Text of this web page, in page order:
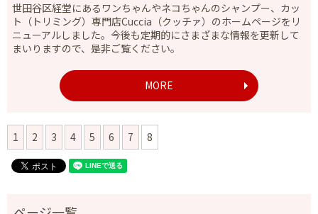
世田谷区経堂にあるワンちゃんやネコちゃんのシャンプー、カッ
ト（トリミング）専門店Cuccia（クッチァ）のホームページをリ
ニューアルしました。今後も定期的にさまざまな情報を更新して
まいりますので、是非ご覧ください。
MORE
1 2 3 4 5 6 7 8